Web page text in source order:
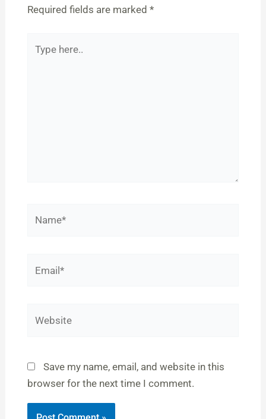
Required fields are marked *
here..
Save my name, email, and website in this
browser for the next time I comment.